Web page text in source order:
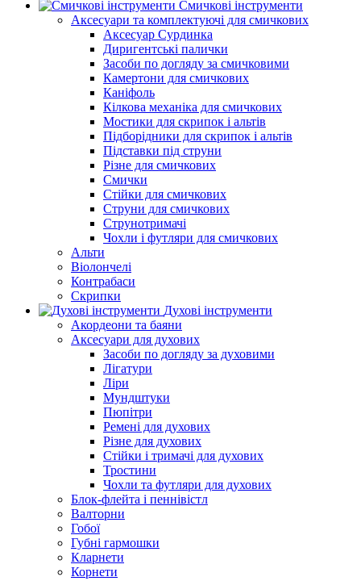
Смичкові інструменти
Аксесуари та комплектуючі для смичкових
Аксесуар Сурдинка
Диригентські палички
Засоби по догляду за смичковими
Камертони для смичкових
Каніфоль
Кілкова механіка для смичкових
Мостики для скрипок і альтів
Підборiдники для скрипок і альтів
Підставки під струни
Різне для смичкових
Смички
Стійки для смичкових
Струни для смичкових
Струнотримачі
Чохли і футляри для смичкових
Альти
Віолончелі
Контрабаси
Скрипки
Духові інструменти
Акордеони та баяни
Аксесуари для духових
Засоби по догляду за духовими
Лігатури
Ліри
Мундштуки
Пюпітри
Ремені для духових
Різне для духових
Стійки і тримачі для духових
Тростини
Чохли та футляри для духових
Блок-флейта і пеннівістл
Валторни
Гобої
Губні гармошки
Кларнети
Корнети